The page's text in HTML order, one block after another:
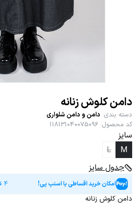
دامن کلوش زنانه
دسته بندی: دامن و دامن شلواری
کد محصول:
118131040075096
سایز
M
L
جدول سایز
امکان خرید اقساطی با اسنپ پی! 4 قسط ماهانه
دامن کلوش زنانه